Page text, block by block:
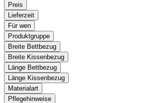
Preis
Lieferzeit
Für wen
Produktgruppe
Breite Bettbezug
Breite Kissenbezug
Länge Bettbezug
Länge Kissenbezug
Materialart
Pflegehinweise